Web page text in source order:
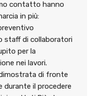
contatto hanno
in più:
staff di collaboratori
per la
nei lavori.
di fronte
durante il procedere